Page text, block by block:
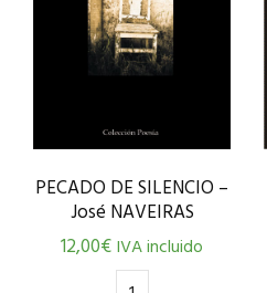
PECADO DE SILENCIO –
José NAVEIRAS
12,00€IVA incluido